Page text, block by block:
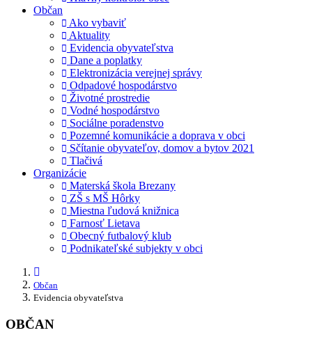
Občan
Ako vybaviť
Aktuality
Evidencia obyvateľstva
Dane a poplatky
Elektronizácia verejnej správy
Odpadové hospodárstvo
Životné prostredie
Vodné hospodárstvo
Sociálne poradenstvo
Pozemné komunikácie a doprava v obci
Sčítanie obyvateľov, domov a bytov 2021
Tlačivá
Organizácie
Materská škola Brezany
ZŠ s MŠ Hôrky
Miestna ľudová knižnica
Farnosť Lietava
Obecný futbalový klub
Podnikateľské subjekty v obci
Občan
Evidencia obyvateľstva
OBČAN